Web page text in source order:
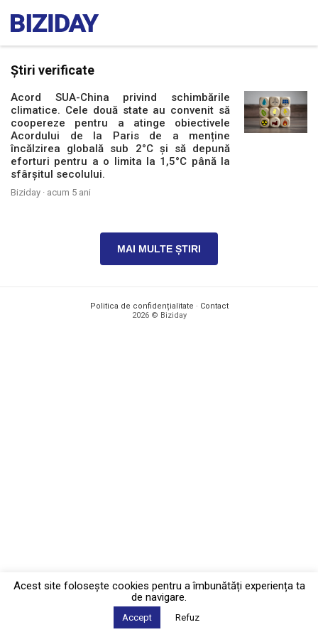
Știri verificate
Acord SUA-China privind schimbările
climatice. Cele două state au convenit să
coopereze pentru a atinge obiectivele
Acordului de la Paris de a menține
încălzirea globală sub 2°C și să depună
eforturi pentru a o limita la 1,5°C până la
sfârșitul secolului.
Biziday · acum 5 ani
MAI MULTE ȘTIRI
Politica de confidențialitate · Contact
2026 © Biziday
Acest site foloseşte cookies pentru a îmbunătăți experiența ta
de navigare.
Accept Refuz